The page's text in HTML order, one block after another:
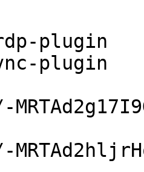
plugin
plugin